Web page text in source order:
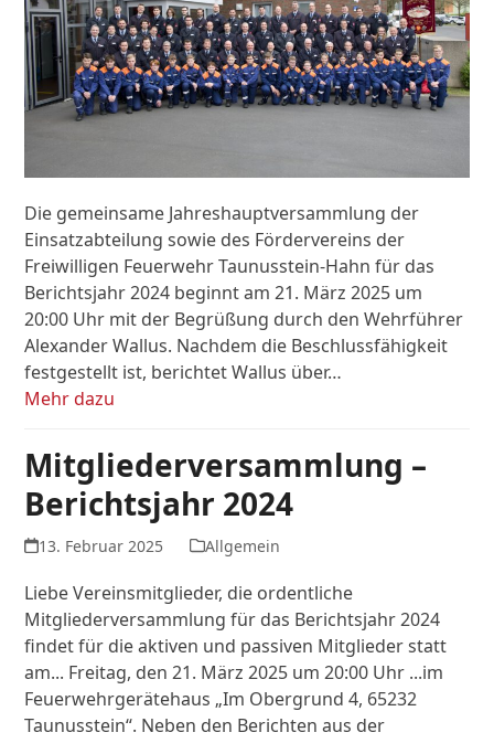
Die gemeinsame Jahreshauptversammlung der
Einsatzabteilung sowie des Fördervereins der
Freiwilligen Feuerwehr Taunusstein-Hahn für das
Berichtsjahr 2024 beginnt am 21. März 2025 um
20:00 Uhr mit der Begrüßung durch den Wehrführer
Alexander Wallus. Nachdem die Beschlussfähigkeit
festgestellt ist, berichtet Wallus über…
Mehr dazu
Mitgliederversammlung –
Berichtsjahr 2024
13. Februar 2025 Allgemein
Liebe Vereinsmitglieder, die ordentliche
Mitgliederversammlung für das Berichtsjahr 2024
findet für die aktiven und passiven Mitglieder statt
am... Freitag, den 21. März 2025 um 20:00 Uhr ...im
Feuerwehrgerätehaus „Im Obergrund 4, 65232
Taunusstein“. Neben den Berichten aus der